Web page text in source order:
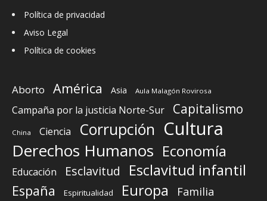
Política de privacidad
Aviso Legal
Política de cookies
Aborto América Asia Aula Malagón Rovirosa
Campaña por la justicia Norte-Sur Capitalismo
China Ciencia Corrupción Cultura
Derechos Humanos Economía
Educación Esclavitud Esclavitud infantil
España Espiritualidad Europa Familia